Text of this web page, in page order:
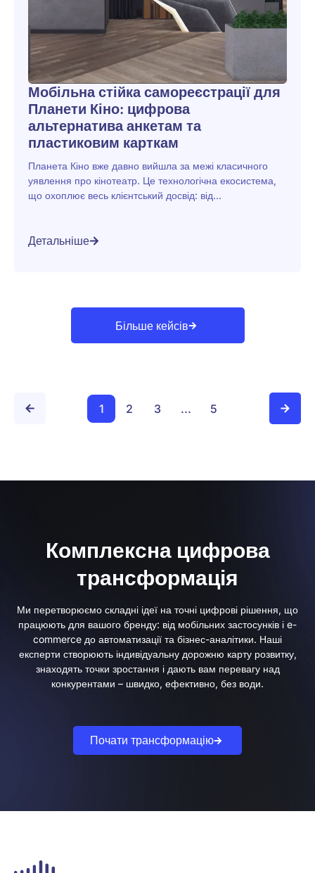
Мобільна стійка самореєстрації для
Планети Кіно: цифрова
альтернатива анкетам та
пластиковим карткам
Планета Кіно вже давно вийшла за межі класичного
уявлення про кінотеатр. Це технологічна екосистема,
що охоплює весь клієнтський досвід: від...
Детальніше
Більше кейсів
1 2 3 ... 5
Комплексна цифрова
трансформація
Ми перетворюємо складні ідеї на точні цифрові рішення, що
працюють для вашого бренду: від мобільних застосунків і e-
commerce до автоматизації та бізнес-аналітики. Наші
експерти створюють індивідуальну дорожню карту розвитку,
знаходять точки зростання і дають вам перевагу над
конкурентами – швидко, ефективно, без води.
Почати трансформацію